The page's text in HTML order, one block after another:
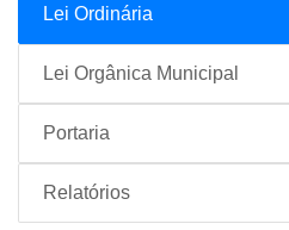
Lei Ordinária
Lei Orgânica Municipal
Portaria
Relatórios